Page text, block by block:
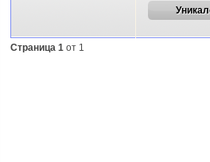
Страница 1 от 1